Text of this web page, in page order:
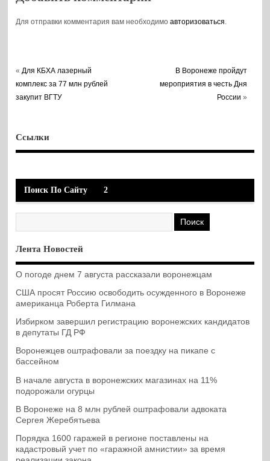
Для отправки комментария вам необходимоавторизоваться.
«Для КБХА лазерный
комплекс за 77 млн рублей
закупит ВГТУ
В Воронеже пройдут
мероприятия в честь Дня
России »
Ссылки
Поиск По Сайту 2
Лента Новостей
О погоде днем 7 августа рассказали воронежцам
США просят Россию освободить осужденного в Воронеже
американца Роберта Гилмана
Избирком завершил регистрацию воронежских кандидатов
в депутаты ГД РФ
Воронежцев оштрафовали за поездку на пикапе с
бассейном
В начале августа в воронежских магазинах на 11%
подорожали огурцы
В Воронеже на 8 млн рублей оштрафовали адвоката
Сергея Жеребятьева
Порядка 1600 гаражей в регионе поставлены на
кадастровый учет по «гаражной амнистии» за время